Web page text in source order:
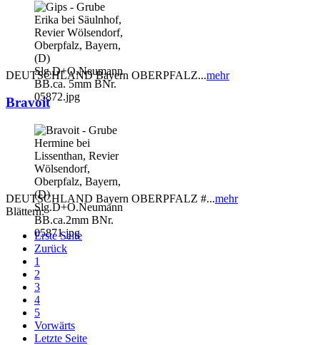
DEUTSCHLAND Bayern OBERPFALZ...mehr
Bravoit
DEUTSCHLAND Bayern OBERPFALZ #...mehr
Blättern:
Erste Seite
Zurück
1
2
3
4
5
Vorwärts
Letzte Seite